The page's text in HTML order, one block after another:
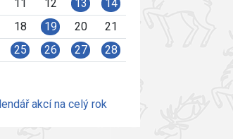
11 12 13
14
18 19 20
21
25 26 27
28
akcí na celý rok